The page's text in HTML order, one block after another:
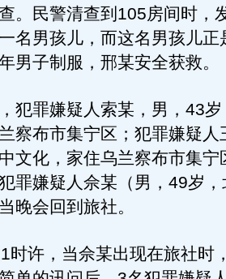
。民警清查到105房间时，
名男孩儿，而这名男孩儿正
男子制服，邢某安全获救。
罪嫌疑人索某，男，43岁
察布市集宁区；犯罪嫌疑人
文化，家住乌兰察布市集宁
罪嫌疑人佘某（男，49岁
晚会回到旅社。
许，当佘某出现在旅社时